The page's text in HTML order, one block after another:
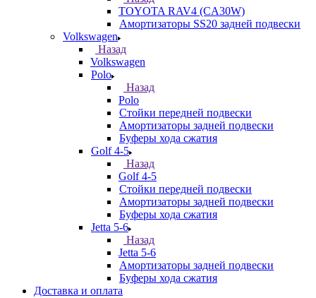
TOYOTA RAV4 (CA30W)
Амортизаторы SS20 задней подвески
Volkswagen
Назад
Volkswagen
Polo
Назад
Polo
Стойки передней подвески
Амортизаторы задней подвески
Буферы хода сжатия
Golf 4-5
Назад
Golf 4-5
Стойки передней подвески
Амортизаторы задней подвески
Буферы хода сжатия
Jetta 5-6
Назад
Jetta 5-6
Амортизаторы задней подвески
Буферы хода сжатия
Доставка и оплата